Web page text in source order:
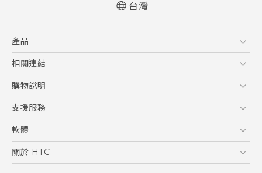
English - User manual
台灣
產品
5G
智慧型手機
配件
相關連結
HTC Research
購物說明
購物須知
訂單管理
付款方式
支援服務
到府收送維修服務
服務中心資訊
客戶服務佈告欄
軟體
應用程式
關於 HTC